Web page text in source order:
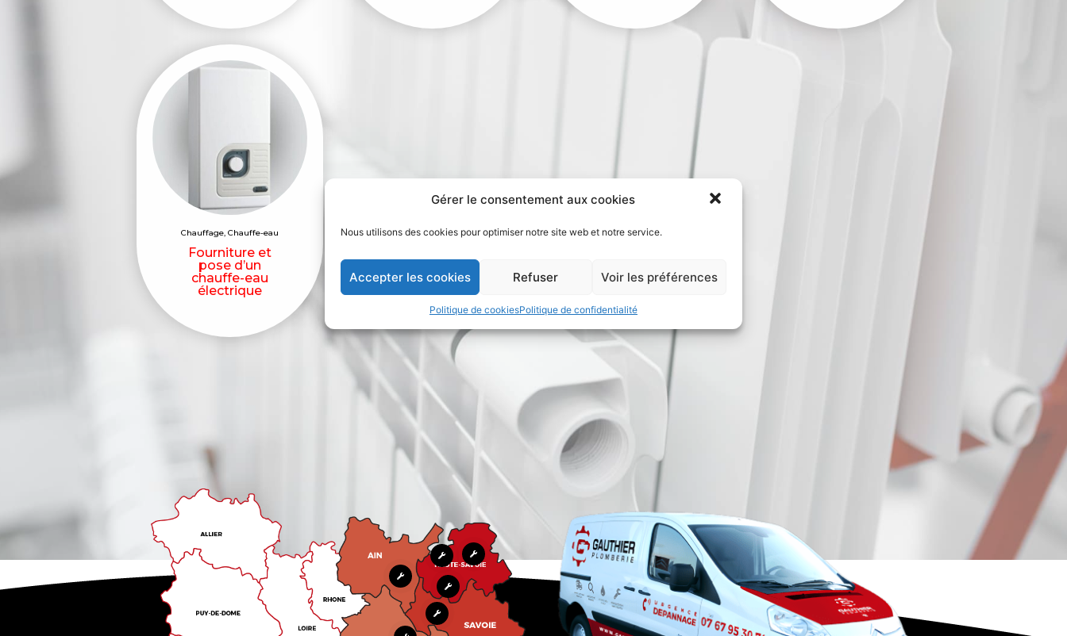
Gérer le consentement aux cookies
Nous utilisons des cookies pour optimiser notre site web et notre service.
Accepter les cookies Refuser Voir les préférences
Politique de cookiesPolitique de confidentialité
Chauffage, Chauffe-eau
Fourniture et
pose d’un
chauffe-eau
électrique